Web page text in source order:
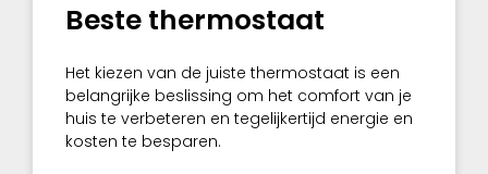
Beste thermostaat
Het kiezen van de juiste thermostaat is een
belangrijke beslissing om het comfort van je
huis te verbeteren en tegelijkertijd energie en
kosten te besparen.